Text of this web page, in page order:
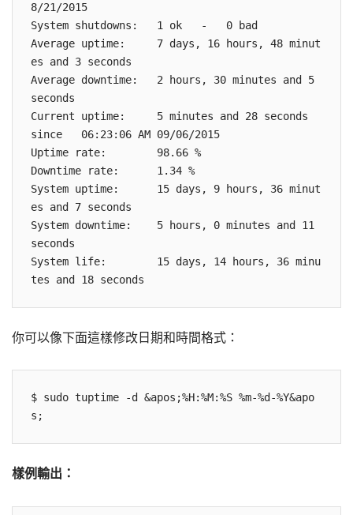
8/21/2015
System shutdowns:   1 ok   -   0 bad
Average uptime:     7 days, 16 hours, 48 minut
es and 3 seconds
Average downtime:   2 hours, 30 minutes and 5
seconds
Current uptime:     5 minutes and 28 seconds
since   06:23:06 AM 09/06/2015
Uptime rate:        98.66 %
Downtime rate:      1.34 %
System uptime:      15 days, 9 hours, 36 minut
es and 7 seconds
System downtime:    5 hours, 0 minutes and 11
seconds
System life:        15 days, 14 hours, 36 minu
你可以像下面這樣修改日期和時間格式：
$ sudo tuptime -d &apos;%H:%M:%S %m-%d-%Y&apo
樣例輸出：